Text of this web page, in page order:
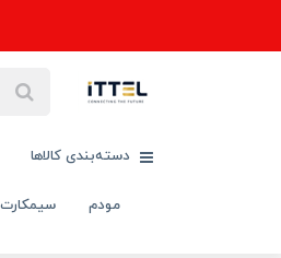
دسته‌بندی کالاها
مودم سیمکارت